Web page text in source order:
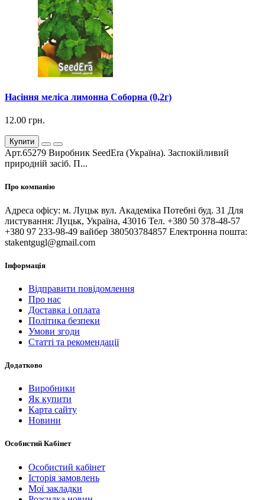
Насіння меліса лимонна Соборна (0,2г)
12.00 грн.
Купити
Арт.65279 Виробник SeedEra (Україна). Заспокійливий
природній засіб. П...
Про компанію
Адреса офісу: м. Луцьк вул. Академіка Потебні буд. 31 Для
листування: Луцьк, Україна, 43016 Тел. +380 50 378-48-57
+380 97 233-98-49 вайбер 380503784857 Електронна пошта:
stakentgugl@gmail.com
Інформація
Відправити повідомлення
Про нас
Доставка і оплата
Політика безпеки
Умови згоди
Статті та рекомендації
Додатково
Виробники
Як купити
Карта сайту
Новини
Особистий Кабінет
Особистий кабінет
Історія замовлень
Мої закладки